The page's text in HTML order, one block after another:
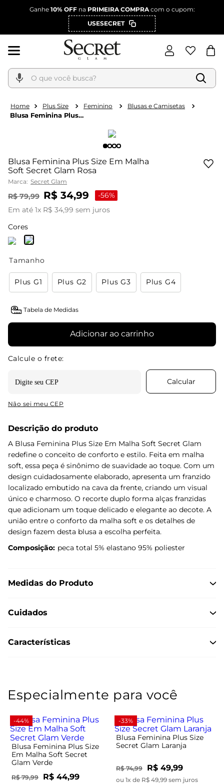
Ganhe 10% OFFna PRIMEIRA COMPRAcom o cupom:
USESECRET
O que você busca?
Plus Size Feminino Blusas e Camisetas
Blusa Feminina Plus
Blusa Feminina Plus Size Em Malha
Soft Secret Glam Rosa
Marca: Secret Glam
R$ 79,99 R$ 34,99 -56%
Em até 1x R$ 34,99 sem juros
Cores
Tamanho
Plus G1 Plus G2 Plus G3 Plus G4
Tabela de Medidas
Adicionar ao carrinho
Não sei meu CEP
Descrição do produto
A Blusa Feminina Plus Size Em Malha Soft Secret Glam
redefine o conceito de conforto e estilo. Feita em malha
soft, essa peça é sinônimo de suavidade ao toque. Com um
design cuidadosamente elaborado, apresenta um franzido
localizado embutido na cava da frente, criando um visual
único e charmoso. O recorte duplo forma alças franzidas
que adicionam um toque delicado e elegante ao decote. A
união entre o conforto da malha soft e os detalhes de
design fazem desta blusa a escolha perfeita.
Composição: peca total 5% elastano 95% poliester
Medidas do Produto
Cuidados
Características
Especialmente para você
-44%
Blusa Feminina Plus Size
Em Malha Soft Secret
Glam Verde
R$ 79,99 R$ 44,99
-33%
Blusa Feminina Plus Size
Secret Glam Laranja
R$ 74,99 R$ 49,99
ou 1x de R$ 49,99 sem juros